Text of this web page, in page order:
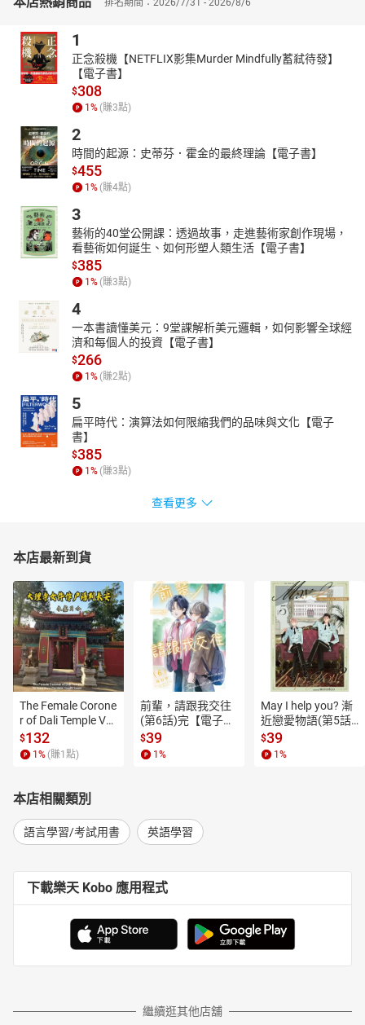
民風情的河內、令人驚豔的香格里拉、印度的豪華大君列車、下沉
歷史文化、頂級旅遊體驗，以及全球最熱門的生態旅遊議題。
你知道倫敦有超過3,000座公園、15,000種野生動物嗎？阿姆斯特丹
如何進行綠色革命以在2030年前成為零碳排城市？一個龐克搖滾風
的英國主廚是如何成為西班牙佛朗明哥舞首屈一指的學究之列的
了解這些精彩內容絕對不能錯過豐富的歐洲課程。
在北美洲與南美洲的專題報導要帶你一窺紐約濱水區如何蛻變為都
市綠洲、洛杉磯有何魅力足以吸引許多大明星定居、夏威夷人如何
做到讓人類與大海的關係近乎完美、牛仔文化如何代表阿根廷的民
族精神，透過有趣的課程內容讓你對美洲文化有全新的認識。最
後，我們要帶你前往北非紅城馬拉喀什、從漫步之旅揭露開羅千年
歷史的神秘面紗，再造訪澳洲雪梨及布里斯本。
本書收錄獨家CNN報導影片，搭配課程內容學習，可熟悉母語人士
說話的速度、腔調、用字，反覆學習自然而然提升英語聽說能力。
此外，豐富多元的延伸學習，包括圖解單字、用語解析、實用句
型、相關片語、易混淆字、字根字首、文法重點等，將帶你按部就
班全面提升英語聽說讀寫技巧。
排名期間：2026/7/31 - 2026/8/6
1
正念殺機【NETFLIX影集Murder Mindfully蓄弒待發】
【電子書】
$308
1 % (賺3點)
2
時間的起源：史蒂芬．霍金的最終理論【電子書】
$455
1 % (賺4點)
3
藝術的40堂公開課：透過故事，走進藝術家創作現場，
看藝術如何誕生、如何形塑人類生活【電子書】
$385
1 % (賺3點)
4
一本書讀懂美元：9堂課解析美元邏輯，如何影響全球經
濟和每個人的投資【電子書】
$266
1 % (賺2點)
5
扁平時代：演算法如何限縮我們的品味與文化【電子
書】
$385
1 % (賺3點)
查看更多
本店最新到貨
The Female Corone
r of Dali Temple Vo
l.6【有聲書】
$132
1 % (賺1 點)
前輩，請跟我交往
(第6話)完【電子
書】
$39
1 %
May I help you? 漸
近戀愛物語(第5話)
【電子書】
$39
1 %
本店相關類別
語言學習/考試用書 英語學習
下載樂天 Kobo 應用程式
繼續逛其他店舖